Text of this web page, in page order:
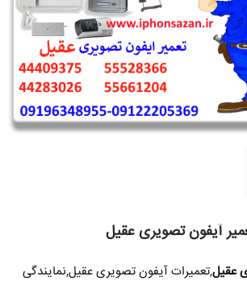
آیفون تصویری عقیل
عقیل,تعمیرات آیفون تصویری عقیل,نمایندگی